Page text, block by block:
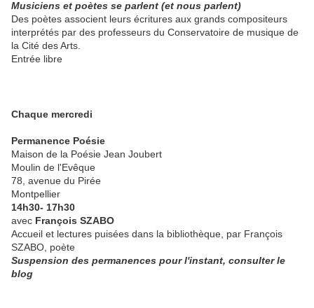
Musiciens et poètes se parlent (et nous parlent)
Des poètes associent leurs écritures aux grands compositeurs
interprétés par des professeurs du Conservatoire de musique de
la Cité des Arts.
Entrée libre
Chaque mercredi
Permanence Poésie
Maison de la Poésie Jean Joubert
Moulin de l'Evêque
78, avenue du Pirée
Montpellier
14h30- 17h30
avec François SZABO
Accueil et lectures puisées dans la bibliothèque, par François
SZABO, poète
Suspension des permanences pour l'instant, consulter le
blog